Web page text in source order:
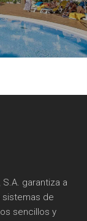
garantiza a
sistemas de
sencillos y